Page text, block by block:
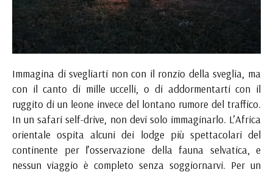
Immagina di svegliarti non con il ronzio della sveglia, ma
con il canto di mille uccelli, o di addormentarti con il
ruggito di un leone invece del lontano rumore del traffico.
In un safari self-drive, non devi solo immaginarlo. L’Africa
orientale ospita alcuni dei lodge più spettacolari del
continente per l’osservazione della fauna selvatica, e
nessun viaggio è completo senza soggiornarvi. Per un